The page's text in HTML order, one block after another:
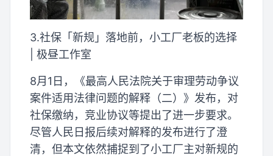
3.社保「新规」落地前，小工厂老板的选择
| 极昼工作室
8月1日，《最高人民法院关于审理劳动争议
案件适用法律问题的解释（二）》发布，对
社保缴纳，竞业协议等提出了进一步要求。
尽管人民日报后续对解释的发布进行了澄
清，但本文依然捕捉到了小工厂主对新规的